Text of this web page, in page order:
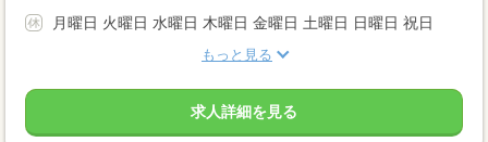
月曜日 火曜日 水曜日 木曜日 金曜日 土曜日 日曜日 祝日
もっと見る
求人詳細を見る